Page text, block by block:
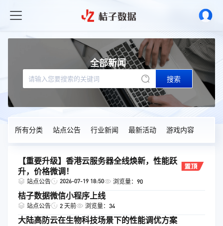
全部新闻
搜索
所有分类 站点公告 行业新闻 最新活动 游戏内容
【重要升级】香港云服务器全线焕新，性能跃
升，价格微调！
站点公告 2026-07-19 18:50 浏览量：90
桔子数据微信小程序上线
站点公告 2 天前 浏览量：34
大陆高防云在生物科技场景下的性能调优方案